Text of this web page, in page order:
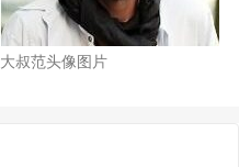
大叔范头像图片